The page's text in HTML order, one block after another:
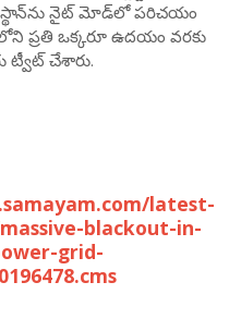
నైట్ మోడ్‌లో పరిచయం
ప్రతి ఒక్కరూ ఉదయం వరకు
ట్వీట్ చేశారు.
latest-
blackout-in-
grid-